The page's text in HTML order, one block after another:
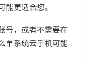
更适合您。
号，或者不需要在
单系统云手机可能